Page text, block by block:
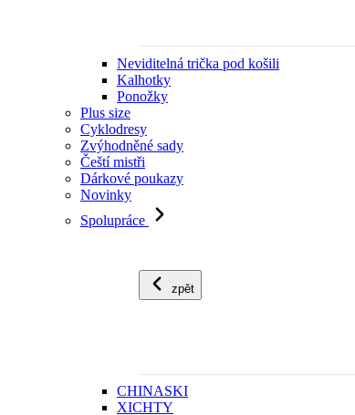
Neviditelná trička pod košili
Kalhotky
Ponožky
Plus size
Cyklodresy
Zvýhodněné sady
Čeští mistři
Dárkové poukazy
Novinky
Spolupráce
zpět
CHINASKI
XICHTY